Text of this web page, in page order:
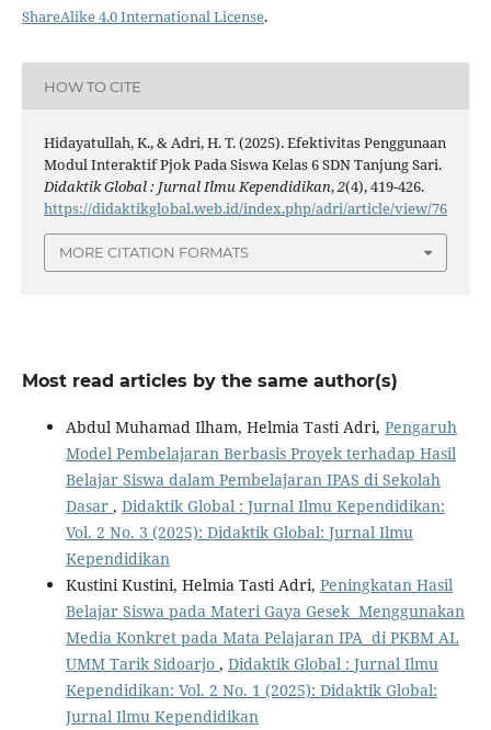
ShareAlike 4.0 International License.
HOW TO CITE
Hidayatullah, K., & Adri, H. T. (2025). Efektivitas Penggunaan
Modul Interaktif Pjok Pada Siswa Kelas 6 SDN Tanjung Sari.
Didaktik Global : Jurnal Ilmu Kependidikan,2(4), 419-426.
https://didaktikglobal.web.id/index.php/adri/article/view/76
MORE CITATION FORMATS
Most read articles by the same author(s)
Abdul Muhamad Ilham, Helmia Tasti Adri, Pengaruh
Model Pembelajaran Berbasis Proyek terhadap Hasil
Belajar Siswa dalam Pembelajaran IPAS di Sekolah
Dasar , Didaktik Global : Jurnal Ilmu Kependidikan:
Vol. 2 No. 3 (2025): Didaktik Global: Jurnal Ilmu
Kependidikan
Kustini Kustini, Helmia Tasti Adri, Peningkatan Hasil
Belajar Siswa pada Materi Gaya Gesek Menggunakan
Media Konkret pada Mata Pelajaran IPA di PKBM AL
UMM Tarik Sidoarjo , Didaktik Global : Jurnal Ilmu
Kependidikan: Vol. 2 No. 1 (2025): Didaktik Global:
Jurnal Ilmu Kependidikan